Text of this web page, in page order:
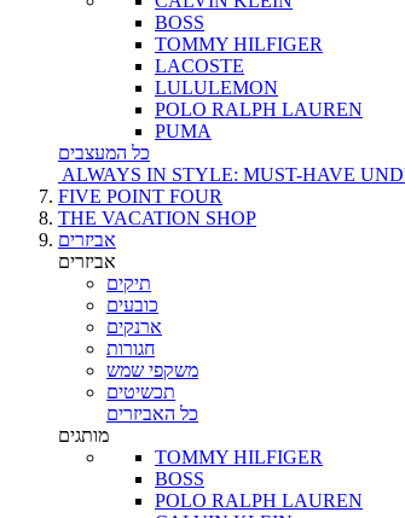
BOSS
TOMMY HILFIGER
LACOSTE
LULULEMON
POLO RALPH LAUREN
PUMA
כל המעצבים
ALWAYS IN STYLE: MUST-HAVE
FIVE POINT FOUR
THE VACATION SHOP
אביזרים
אביזרים
תיקים
כובעים
ארנקים
חגורות
משקפי שמש
תכשיטים
כל האביזרים
מותגים
TOMMY HILFIGER
BOSS
POLO RALPH LAUREN